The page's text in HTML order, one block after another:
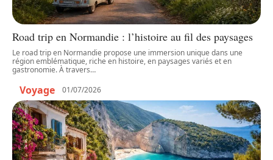
Road trip en Normandie : l’histoire au fil des paysages
Le road trip en Normandie propose une immersion unique dans une
région emblématique, riche en histoire, en paysages variés et en
gastronomie. À travers…
Voyage 01/07/2026